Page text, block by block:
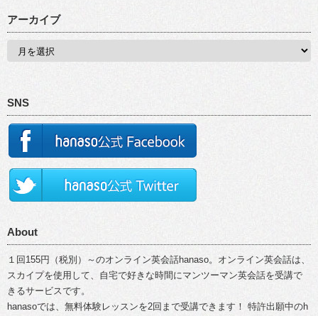
アーカイブ
SNS
About
１回155円（税別）～のオンライン英会話hanaso。オンライン英会話は、
スカイプを使用して、自宅で好きな時間にマンツーマン英会話を受講で
きるサービスです。
hanasoでは、無料体験レッスンを2回まで受講できます！ 特許出願中のh